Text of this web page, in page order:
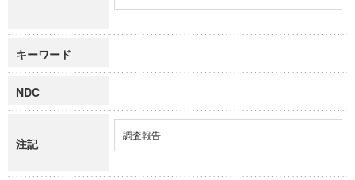
キーワード
NDC
注記
調査報告